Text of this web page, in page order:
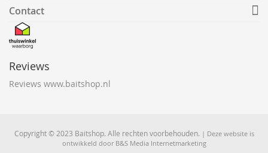
Contact
Reviews
Reviews www.baitshop.nl
Copyright © 2023 Baitshop. Alle rechten voorbehouden. | Deze website is
ontwikkeld door B&S Media Internetmarketing